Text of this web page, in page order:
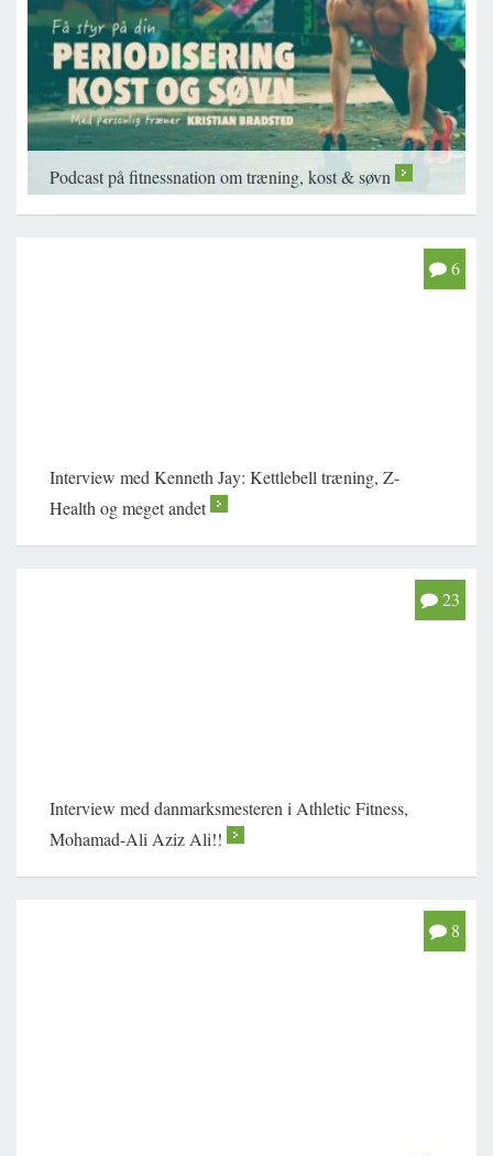
Podcast på fitnessnation om træning, kost & søvn
Interview med Kenneth Jay: Kettlebell træning, Z-
Health og meget andet
6
Interview med danmarksmesteren i Athletic Fitness,
Mohamad-Ali Aziz Ali!!
23
8